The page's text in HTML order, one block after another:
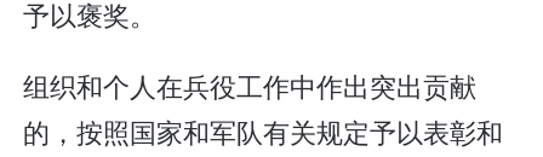
予以褒奖。
组织和个人在兵役工作中作出突出贡献
的，按照国家和军队有关规定予以表彰和